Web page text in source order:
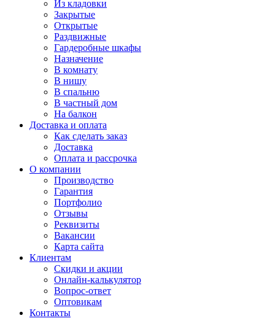
Из кладовки
Закрытые
Открытые
Раздвижные
Гардеробные шкафы
Назначение
В комнату
В нишу
В спальню
В частный дом
На балкон
Доставка и оплата
Как сделать заказ
Доставка
Оплата и рассрочка
О компании
Производство
Гарантия
Портфолио
Отзывы
Реквизиты
Вакансии
Карта сайта
Клиентам
Скидки и акции
Онлайн-калькулятор
Вопрос-ответ
Оптовикам
Контакты